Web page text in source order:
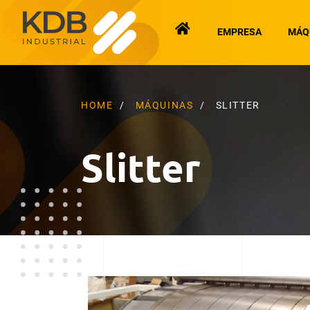
EMPRESA
HOME MÁQUINAS SLITTER
Slitter